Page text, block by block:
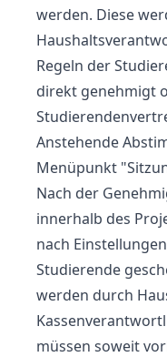
werden. Diese
Regeln der
direkt genehmigt
Anstehende
Menüpunkt
Nach der
innerhalb des
nach
Studierende
werden durch
müssen soweit